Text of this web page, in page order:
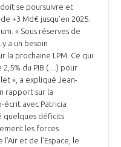
se poursuivre et
+3 Md€ jusqu’en 2025.
« Sous réserves de
a un besoin
la prochaine LPM. Ce qui
du PIB (…) pour
», a expliqué Jean-
rapport sur la
écrit avec Patricia
quelques déficits
les forces
l’Air et de l’Espace, le